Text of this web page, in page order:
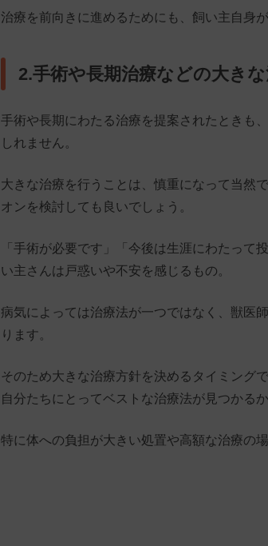
治療を前向きに進めるためにも、飼い主自身
2.手術や長期治療などの大き
手術や長期にわたる治療を提案されたときも
しれません。
大きな治療を行うことは、慎重になって当然
オンを検討しても良いでしょう。
「手術が必要です」「今後は生涯にわたって
い主さんは戸惑いや不安を感じるもの。
病気によっては治療法が一つではなく、獣医
ります。
そのため大きな治療方針を決めるタイミング
自分たちにとってベストな治療法が見つかる
特に体への負担が大きい処置や高額な治療の